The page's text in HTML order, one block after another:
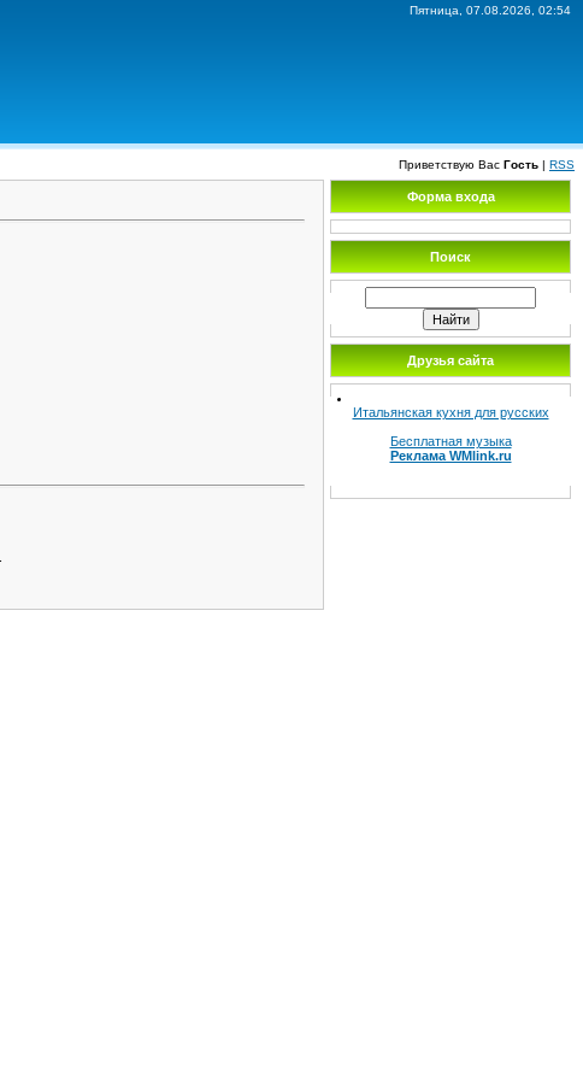
Пятница, 07.08.2026, 02:54
Приветствую Вас Гость | RSS
Форма входа
Поиск
Друзья сайта
Итальянская кухня для русских
Бесплатная музыка
Реклама WMlink.ru